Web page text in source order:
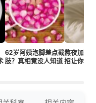
62岁阿姨泡脚差点截
肢？真相竟没人知道
熬夜加班
招让你健